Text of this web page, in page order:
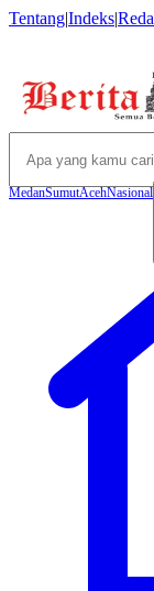
Tentang|Indeks|
MedanSumutAcehNasional